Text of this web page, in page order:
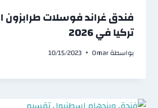
فندق غراند فوسلات طرابزون
تركيا في 2026
بواسطةOmar
10/15/2023